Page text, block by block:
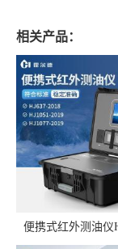
相关产品：
便携式红外测油仪